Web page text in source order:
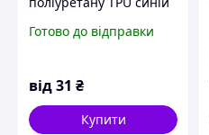
Готово до відправки
від31 ₴
Купити